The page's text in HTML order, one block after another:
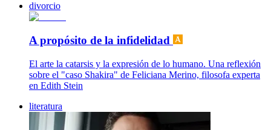
divorcio
A propósito de la infidelidad
El arte la catarsis y la expresión de lo humano. Una reflexión
sobre el "caso Shakira" de Feliciana Merino, filosofa experta
en Edith Stein
literatura